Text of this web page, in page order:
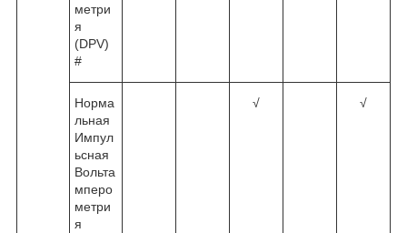
метри
я
(DPV)
#
Норма
льная
Импул
ьсная
Вольта
мперо
метри
я
√ √